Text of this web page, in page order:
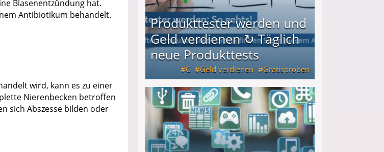
Blasenentzündung hat.
Antibiotikum behandelt.
wird, kann es zu einer
Nierenbecken betroffen
sich Abszesse bilden oder
Produkttester werden und
Geld verdienen ↻ Täglich
neue Produkttests
C Geld verdienen Gratisproben
werden und Geld verdienen ↻ Täglich neue Produkttests